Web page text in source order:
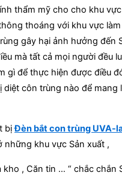
thẩm mỹ cho cho khu
thoáng với khu vực
gây hại ảnh hưởng đến
mà tất cả mọi người đều
gì để thực hiện được điều
diệt côn trùng nào để mang
bịĐèn bắt con trùng UVA-
những khu vực Sản xuất ,
kho , Căn tin … “ chắc chắn